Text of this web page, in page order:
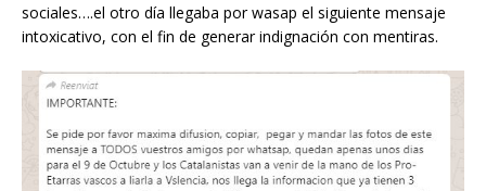
sociales….el otro día llegaba por wasap el siguiente mensaje
intoxicativo, con el fin de generar indignación con mentiras.